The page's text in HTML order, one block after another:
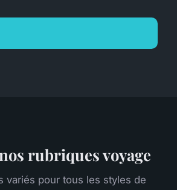
rubriques voyage
variés pour tous les styles de